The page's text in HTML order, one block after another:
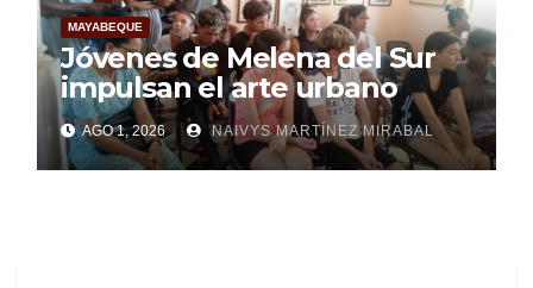
MAYABEQUE
Jóvenes de Melena del Sur
impulsan el arte urbano
AGO 1, 2026 NAIVYS MARTÍNEZ MIRABAL